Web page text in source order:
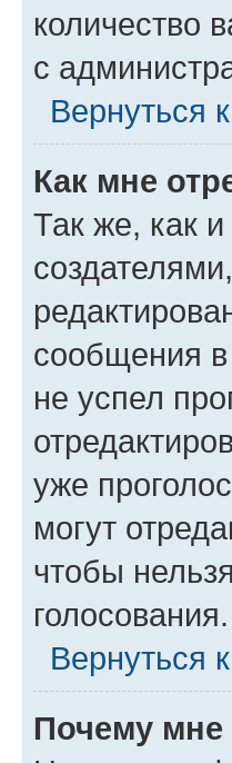
количество
с
Вернуться
Как мне
Так же, как
сообщения в
не успел
уже
могут
чтобы
голосования.
Вернуться
Почему